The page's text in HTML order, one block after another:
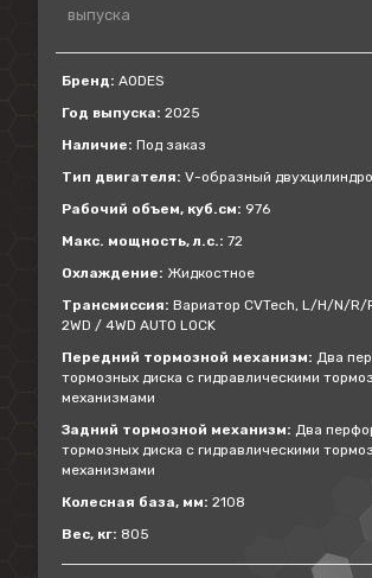
выпуска
Бренд: AODES
Год выпуска: 2025
Наличие: Под заказ
Тип двигателя: V-образный
Рабочий объем, куб.см: 976
Макс. мощность, л.с.: 72
Охлаждение: Жидкостное
Трансмиссия: Вариатор CVTech, L/H/N/
2WD / 4WD AUTO LOCK
Передний тормозной механизм: Два
тормозных диска с гидравлическими
механизмами
Задний тормозной механизм: Два
тормозных диска с гидравлическими
механизмами
Колесная база, мм: 2108
Вес, кг: 805